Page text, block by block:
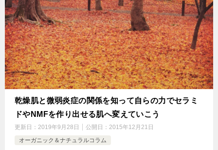
乾燥肌と微弱炎症の関係を知って自らの力でセラミ
ドやNMFを作り出せる肌へ変えていこう
更新日： 2019年9月28日 公開日： 2015年12月21日
オーガニック＆ナチュラルコラム